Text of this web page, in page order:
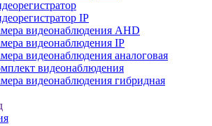
IP
видеонаблюдения AHD
видеонаблюдения IP
видеонаблюдения аналоговая
видеонаблюдения
видеонаблюдения гибридная